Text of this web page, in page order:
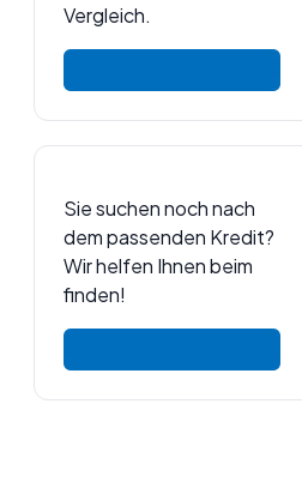
Vergleich.
Sie suchen noch nach
dem passenden Kredit?
Wir helfen Ihnen beim
finden!